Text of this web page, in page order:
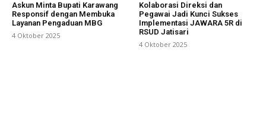
Askun Minta Bupati Karawang
Responsif dengan Membuka
Layanan Pengaduan MBG
4 Oktober 2025
Kolaborasi Direksi dan
Pegawai Jadi Kunci Sukses
Implementasi JAWARA 5R di
RSUD Jatisari
4 Oktober 2025